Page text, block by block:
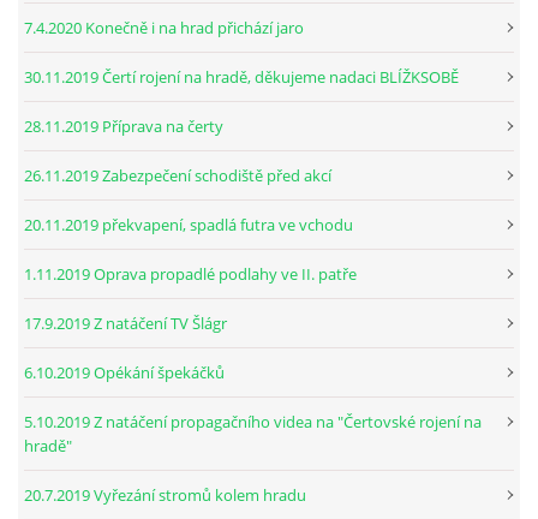
7.4.2020 Konečně i na hrad přichází jaro
30.11.2019 Čertí rojení na hradě, děkujeme nadaci BLÍŽKSOBĚ
28.11.2019 Příprava na čerty
26.11.2019 Zabezpečení schodiště před akcí
20.11.2019 překvapení, spadlá futra ve vchodu
1.11.2019 Oprava propadlé podlahy ve II. patře
17.9.2019 Z natáčení TV Šlágr
6.10.2019 Opékání špekáčků
5.10.2019 Z natáčení propagačního videa na "Čertovské rojení na
hradě"
20.7.2019 Vyřezání stromů kolem hradu